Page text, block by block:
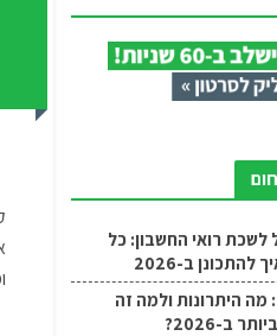
רואי החשבון: כל
ב-2026
מה היתרונות ולמה זה
ב-2026?